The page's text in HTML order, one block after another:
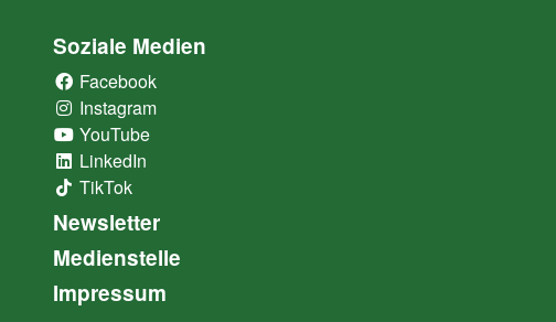
Soziale Medien
Facebook
Instagram
YouTube
LinkedIn
TikTok
Newsletter
Medienstelle
Impressum